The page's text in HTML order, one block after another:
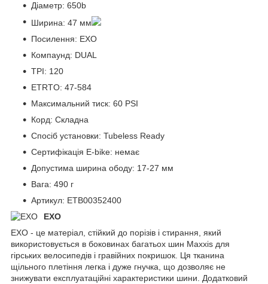
Діаметр: 650b
Ширина: 47 мм
Посилення: EXO
Компаунд: DUAL
TPI: 120
ETRTO: 47-584
Максимальний тиск: 60 PSI
Корд: Складна
Спосіб установки: Tubeless Ready
Сертифікація E-bike: немає
Допустима ширина ободу: 17-27 мм
Вага: 490 г
Артикул: ETB00352400
EXO
EXO - це матеріал, стійкий до порізів і стирання, який
використовується в боковинах багатьох шин Maxxis для
гірських велосипедів і гравійних покришок. Ця тканина
щільного плетіння легка і дуже гнучка, що дозволяє не
знижувати експлуатаційні характеристики шини. Додатковий